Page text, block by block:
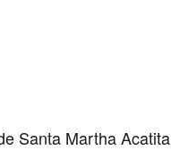
Santa Martha Acatita